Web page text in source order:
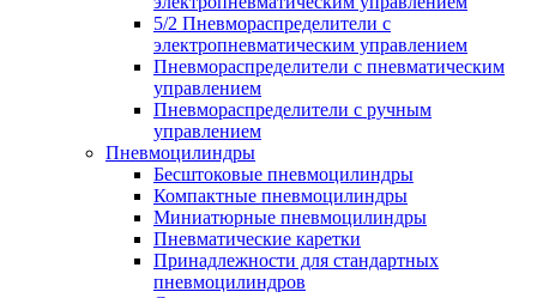
5/2 Пневмораспределители с
электропневматическим управлением
Пневмораспределители с пневматическим
управлением
Пневмораспределители с ручным
управлением
Пневмоцилиндры
Бесштоковые пневмоцилиндры
Компактные пневмоцилиндры
Миниатюрные пневмоцилиндры
Пневматические каретки
Принадлежности для стандартных
пневмоцилиндров